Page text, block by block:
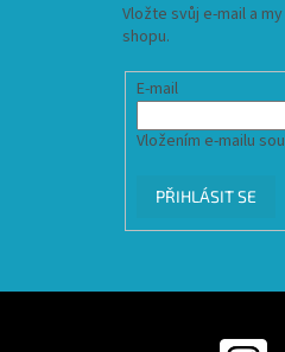
Vložte svůj e-mail a
shopu.
E-mail
Vložením e-mailu
PŘIHLÁSIT SE